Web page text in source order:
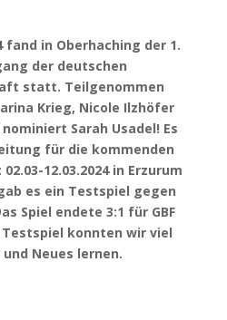
fand in Oberhaching der 1.
der deutschen
statt. Teilgenommen
Krieg, Nicole Ilzhöfer
Sarah Usadel! Es
für die kommenden
12.03.2024 in Erzurum
es ein Testspiel gegen
Spiel endete 3:1 für GBF
Testspiel konnten wir viel
Neues lernen.